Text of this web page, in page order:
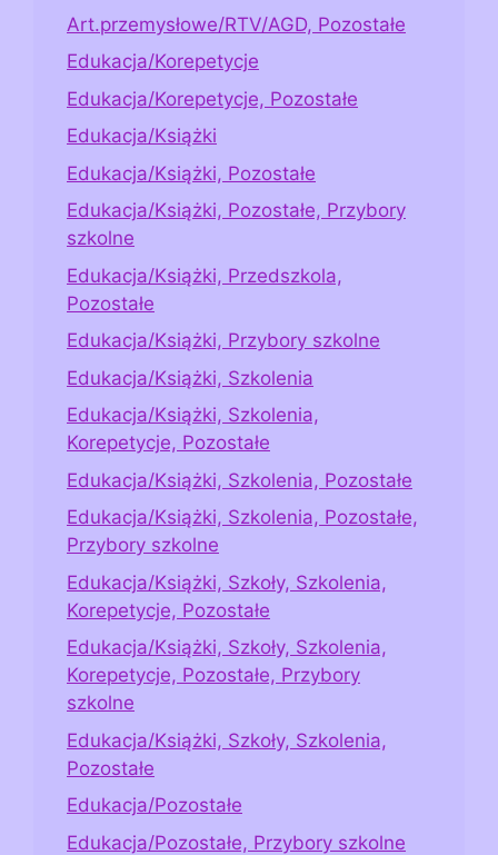
Art.przemysłowe/RTV/AGD, Pozostałe
Edukacja/Korepetycje
Edukacja/Korepetycje, Pozostałe
Edukacja/Książki
Edukacja/Książki, Pozostałe
Edukacja/Książki, Pozostałe, Przybory
szkolne
Edukacja/Książki, Przedszkola,
Pozostałe
Edukacja/Książki, Przybory szkolne
Edukacja/Książki, Szkolenia
Edukacja/Książki, Szkolenia,
Korepetycje, Pozostałe
Edukacja/Książki, Szkolenia, Pozostałe
Edukacja/Książki, Szkolenia, Pozostałe,
Przybory szkolne
Edukacja/Książki, Szkoły, Szkolenia,
Korepetycje, Pozostałe
Edukacja/Książki, Szkoły, Szkolenia,
Korepetycje, Pozostałe, Przybory
szkolne
Edukacja/Książki, Szkoły, Szkolenia,
Pozostałe
Edukacja/Pozostałe
Edukacja/Pozostałe, Przybory szkolne